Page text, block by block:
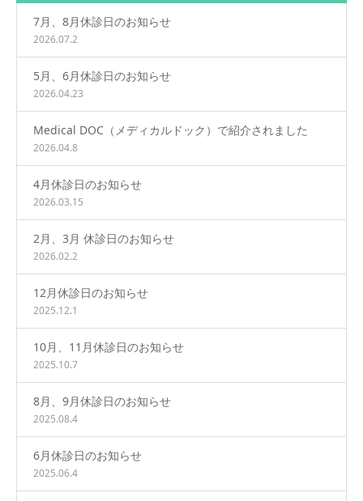
7月、8月休診日のお知らせ
2026.07.2
5月、6月休診日のお知らせ
2026.04.23
Medical DOC（メディカルドック）で紹介されました
2026.04.8
4月休診日のお知らせ
2026.03.15
2月、3月 休診日のお知らせ
2026.02.2
12月休診日のお知らせ
2025.12.1
10月、11月休診日のお知らせ
2025.10.7
8月、9月休診日のお知らせ
2025.08.4
6月休診日のお知らせ
2025.06.4